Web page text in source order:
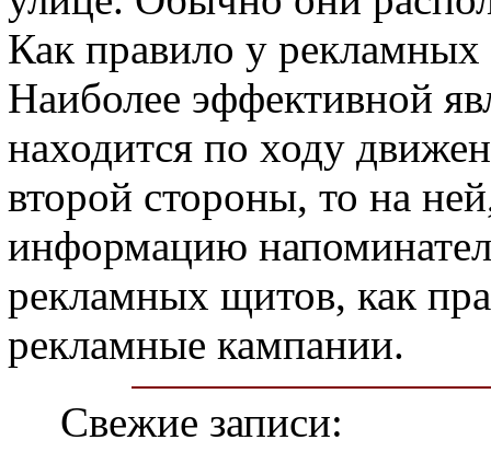
Как правило у
Наиболее эффективной
находится по ходу
второй стороны, то на
информацию
рекламных щитов, как
рекламные кампании.
Свежие записи: